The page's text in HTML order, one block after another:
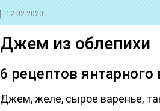
12.02.2020
Джем из облепихи
6 рецептов янтарного
Джем, желе, сырое варенье,